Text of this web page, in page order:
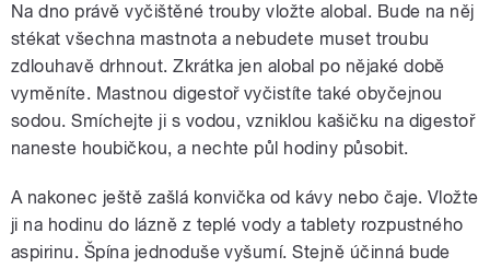
Na dno právě vyčištěné trouby vložte alobal. Bude na něj
stékat všechna mastnota a nebudete muset troubu
zdlouhavě drhnout. Zkrátka jen alobal po nějaké době
vyměníte. Mastnou digestoř vyčistíte také obyčejnou
sodou. Smíchejte ji s vodou, vzniklou kašičku na digestoř
naneste houbičkou, a nechte půl hodiny působit.
A nakonec ještě zašlá konvička od kávy nebo čaje. Vložte
ji na hodinu do lázně z teplé vody a tablety rozpustného
aspirinu. Špína jednoduše vyšumí. Stejně účinná bude